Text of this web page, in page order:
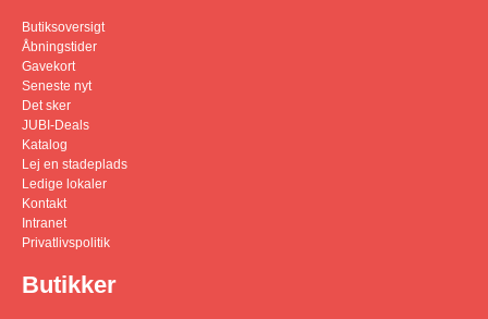
Butiksoversigt
Åbningstider
Gavekort
Seneste nyt
Det sker
JUBI-Deals
Katalog
Lej en stadeplads
Ledige lokaler
Kontakt
Intranet
Privatlivspolitik
Butikker